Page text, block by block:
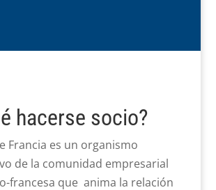
hacerse socio?
Francia es un organismo
de la comunidad empresarial
francesa que anima la relación